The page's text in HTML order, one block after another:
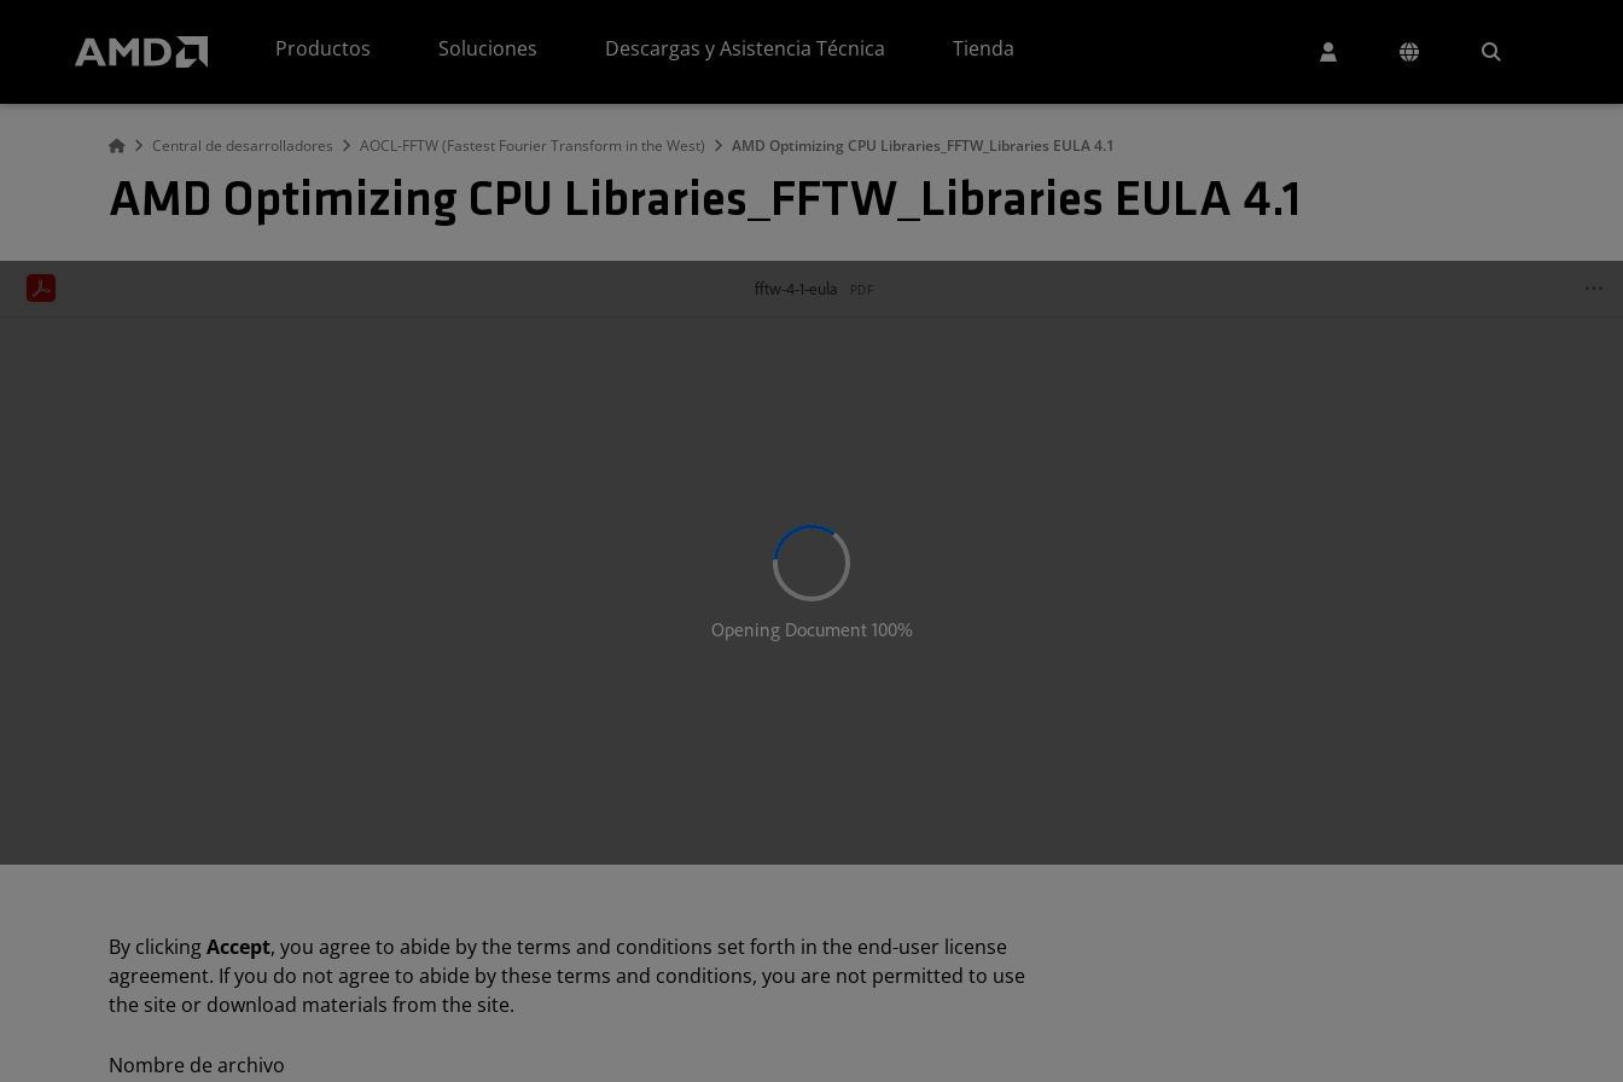
Productos
Soluciones Descargas y Asistencia Técnica Tienda
Central de desarrolladores AOCL-FFTW (Fastest Fourier Transform in the West) AMD Optimizing CPU Libraries_FFTW_Libraries EULA 4.1
AMD Optimizing CPU Libraries_FFTW_Libraries EULA 4.1
By clickingAccept, you agree to abide by the terms and conditions set forth in the end-user license
agreement. If you do not agree to abide by these terms and conditions, you are not permitted to use
the site or download materials from the site.
Nombre de archivo